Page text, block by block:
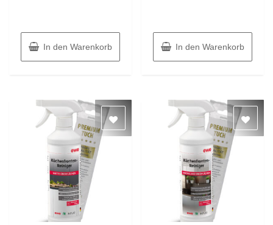
In den Warenkorb In den Warenkorb